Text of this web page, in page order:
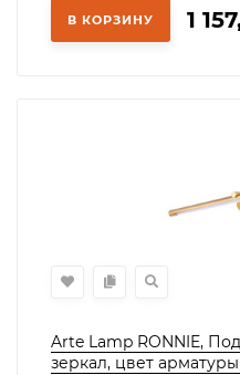
В КОРЗИНУ 1
Arte Lamp RONNIE,
зеркал, цвет